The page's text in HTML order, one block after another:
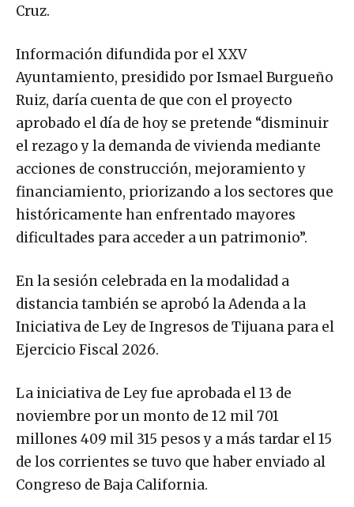
Cruz.
Información difundida por el XXV
Ayuntamiento, presidido por Ismael Burgueño
Ruiz, daría cuenta de que con el proyecto
aprobado el día de hoy se pretende “disminuir
el rezago y la demanda de vivienda mediante
acciones de construcción, mejoramiento y
financiamiento, priorizando a los sectores que
históricamente han enfrentado mayores
dificultades para acceder a un patrimonio”.
En la sesión celebrada en la modalidad a
distancia también se aprobó la Adenda a la
Iniciativa de Ley de Ingresos de Tijuana para el
Ejercicio Fiscal 2026.
La iniciativa de Ley fue aprobada el 13 de
noviembre por un monto de 12 mil 701
millones 409 mil 315 pesos y a más tardar el 15
de los corrientes se tuvo que haber enviado al
Congreso de Baja California.